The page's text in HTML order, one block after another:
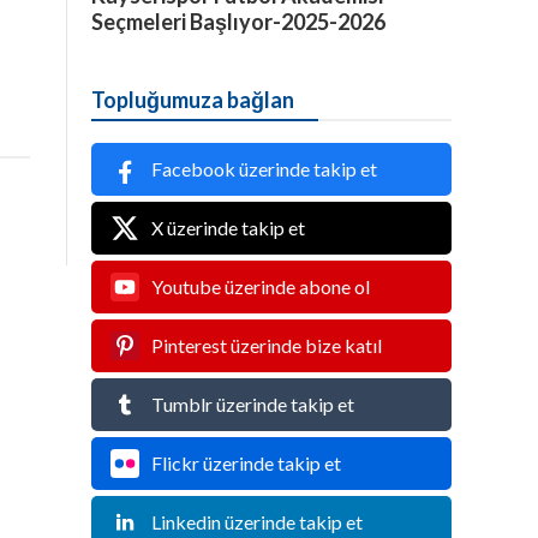
Seçmeleri Başlıyor-2025-2026
Topluğumuza bağlan
Facebook üzerinde takip et
X üzerinde takip et
Youtube üzerinde abone ol
Pinterest üzerinde bize katıl
Tumblr üzerinde takip et
Flickr üzerinde takip et
Linkedin üzerinde takip et